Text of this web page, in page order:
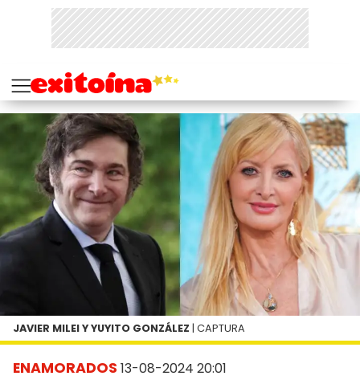
ENAMORADOS 13-08-2024 20:01
JAVIER MILEI Y YUYITO GONZÁLEZ | CAPTURA